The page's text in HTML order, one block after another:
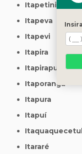
Itapetininga
Itapeva
Itapevi
Itapira
Itapirapuã
Itaporanga
Itapura
Itapuí
Itararé